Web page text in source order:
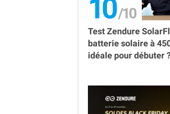
10
Test Zendure
batterie solaire à
idéale pour débuter